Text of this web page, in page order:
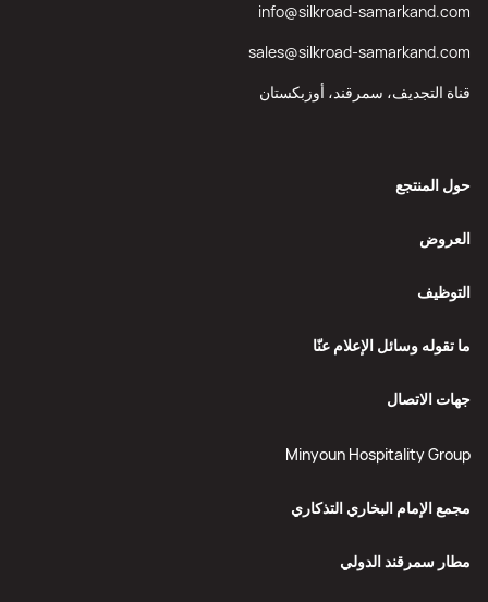
حول المنتجع
العروض
التوظيف
ما تقوله وسائل الإعلام عنّا
جهات الاتصال
Minyoun Hospitality Group
مجمع الإمام البخاري التذكاري
مطار سمرقند الدولي
info@silkroad-samarkand.com
sales@silkroad-samarkand.com
قناة التجديف، سمرقند، أوزبكستان